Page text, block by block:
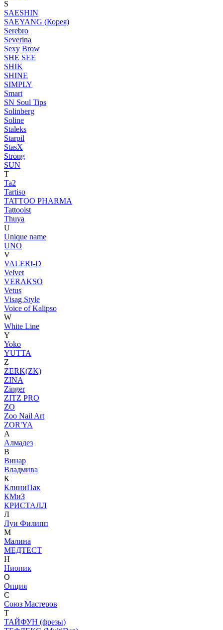
S
SAESHIN
SAEYANG (Корея)
Serebro
Severina
Sexy Brow
SHE SEE
SHIK
SHINE
SIMPLY
Smart
SN Soul Tips
Solinberg
Soline
Staleks
Starpil
StasX
Strong
SUN
T
Ta2
Tartiso
TATTOO PHARMA
Tattooist
Thuya
U
Unique name
UNO
V
VALERI-D
Velvet
VERAKSO
Vetus
Visag Style
Voice of Kalipso
W
White Line
Y
Yoko
YUTTA
Z
ZERK(ZK)
ZINA
Zinger
ZITZ PRO
ZO
Zoo Nail Art
ZOR'YA
А
Алмадез
В
Винар
Владмива
К
КлиниПак
КМиЗ
КРИСТАЛЛ
Л
Луи Филипп
М
Малина
МЕДТЕСТ
Н
Ниопик
О
Опция
С
Союз Мастеров
Т
ТАЙФУН (фрезы)